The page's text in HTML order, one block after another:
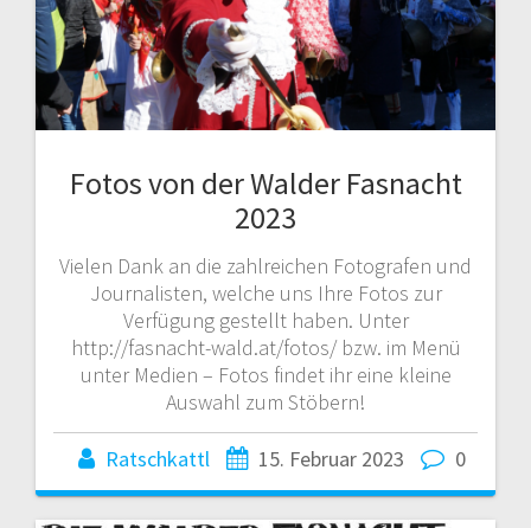
Fotos von der Walder Fasnacht
2023
Vielen Dank an die zahlreichen Fotografen und
Journalisten, welche uns Ihre Fotos zur
Verfügung gestellt haben. Unter
http://fasnacht-wald.at/fotos/ bzw. im Menü
unter Medien – Fotos findet ihr eine kleine
Auswahl zum Stöbern!
Ratschkattl 15. Februar 2023 0